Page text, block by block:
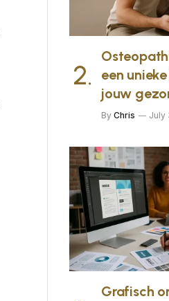
een
jouw
By Chris July
Grafisch